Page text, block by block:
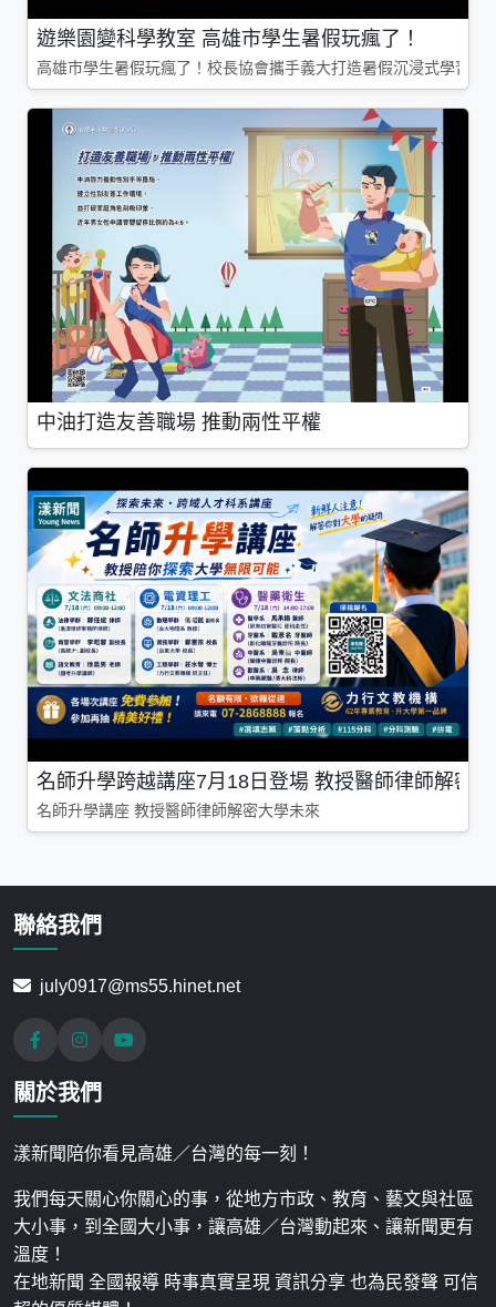
遊樂園變科學教室 高雄市學生暑假玩瘋了！
高雄市學生暑假玩瘋了！校長協會攜手義大打造暑假沉浸式學習基
中油打造友善職場 推動兩性平權
名師升學跨越講座7月18日登場 教授醫師律師解密
名師升學講座 教授醫師律師解密大學未來
聯絡我們
july0917@ms55.hinet.net
關於我們
漾新聞陪你看見高雄／台灣的每一刻！
我們每天關心你關心的事，從地方市政、教育、藝文與社區
大小事，到全國大小事，讓高雄／台灣動起來、讓新聞更有
溫度！
在地新聞 全國報導 時事真實呈現 資訊分享 也為民發聲 可信